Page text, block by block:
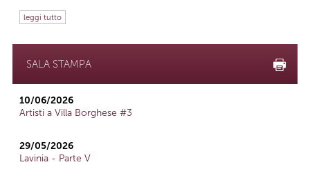
leggi tutto
SALA STAMPA
10/06/2026
Artisti a Villa Borghese #3
29/05/2026
Lavinia - Parte V